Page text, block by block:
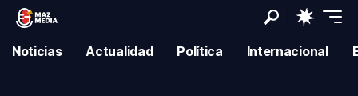
Noticias Actualidad Política Internacional